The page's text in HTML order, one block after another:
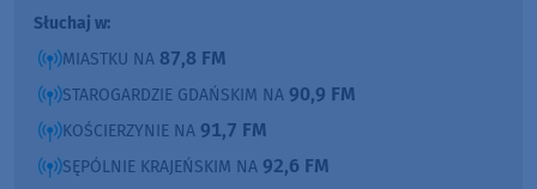
Słuchaj w:
MIASTKU NA 87,8 FM
STAROGARDZIE GDAŃSKIM NA 90,9 FM
KOŚCIERZYNIE NA 91,7 FM
SĘPÓLNIE KRAJEŃSKIM NA 92,6 FM